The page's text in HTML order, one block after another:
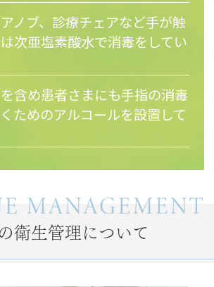
ノブ、診療チェアなど手が触
次亜塩素酸水で消毒をしてい
含め患者さまにも手指の消毒
ためのアルコールを設置して
衛生管理について